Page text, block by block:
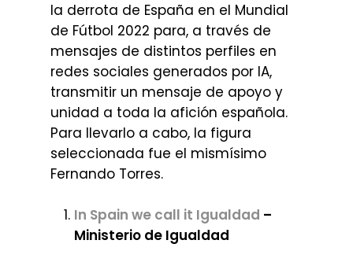
la derrota de España en el Mundial
de Fútbol 2022 para, a través de
mensajes de distintos perfiles en
redes sociales generados por IA,
transmitir un mensaje de apoyo y
unidad a toda la afición española.
Para llevarlo a cabo, la figura
seleccionada fue el mismísimo
Fernando Torres.
In Spain we call it Igualdad –
Ministerio de Igualdad